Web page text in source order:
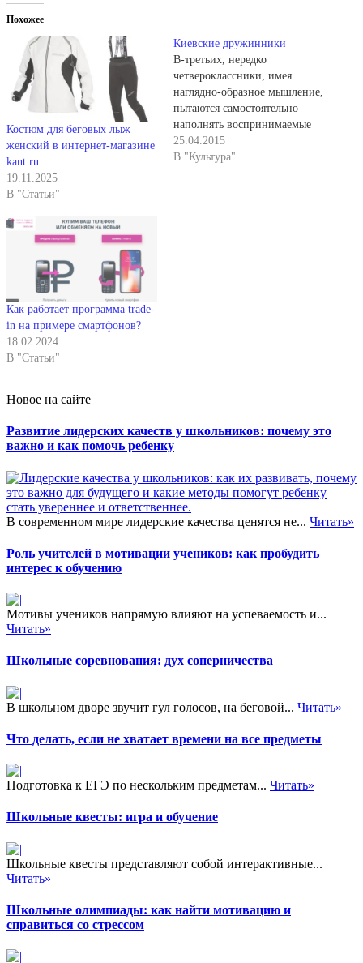
Похожее
Костюм для беговых лыж
женский в интернет-магазине
kant.ru
19.11.2025
В "Статьи"
Киевские дружинники
В-третьих, нередко
четвероклассники, имея
наглядно-образное мышление,
пытаются самостоятельно
наполнять воспринимаемые
словесные формулировки
близкими им современными
25.04.2015
В "Культура"
Как работает программа trade-
in на примере смартфонов?
18.02.2024
В "Статьи"
Новое на сайте
Развитие лидерских качеств у школьников: почему это
важно и как помочь ребенку
В современном мире лидерские качества ценятся не... Читать»
Роль учителей в мотивации учеников: как пробудить
интерес к обучению
Мотивы учеников напрямую влияют на успеваемость и...
Читать»
Школьные соревнования: дух соперничества
В школьном дворе звучит гул голосов, на беговой... Читать»
Что делать, если не хватает времени на все предметы
Подготовка к ЕГЭ по нескольким предметам... Читать»
Школьные квесты: игра и обучение
Школьные квесты представляют собой интерактивные...
Читать»
Школьные олимпиады: как найти мотивацию и
справиться со стрессом